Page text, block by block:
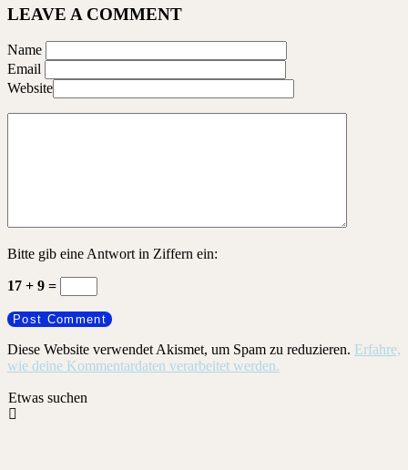
LEAVE A COMMENT
Name
Email
Website
Bitte gib eine Antwort in Ziffern ein:
17 + 9 =
Diese Website verwendet Akismet, um Spam zu reduzieren. Erfahre,
wie deine Kommentardaten verarbeitet werden.
Etwas suchen